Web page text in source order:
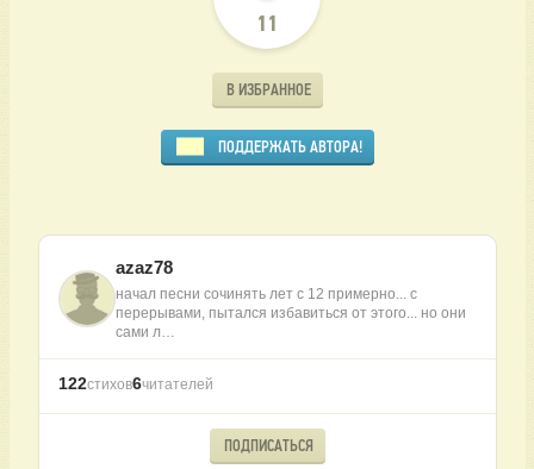
11
В ИЗБРАННОЕ
ПОДДЕРЖАТЬ АВТОРА!
azaz78
начал песни сочинять лет с 12 примерно... с
перерывами, пытался избавиться от этого... но они
сами л…
122стихов6читателей
ПОДПИСАТЬСЯ